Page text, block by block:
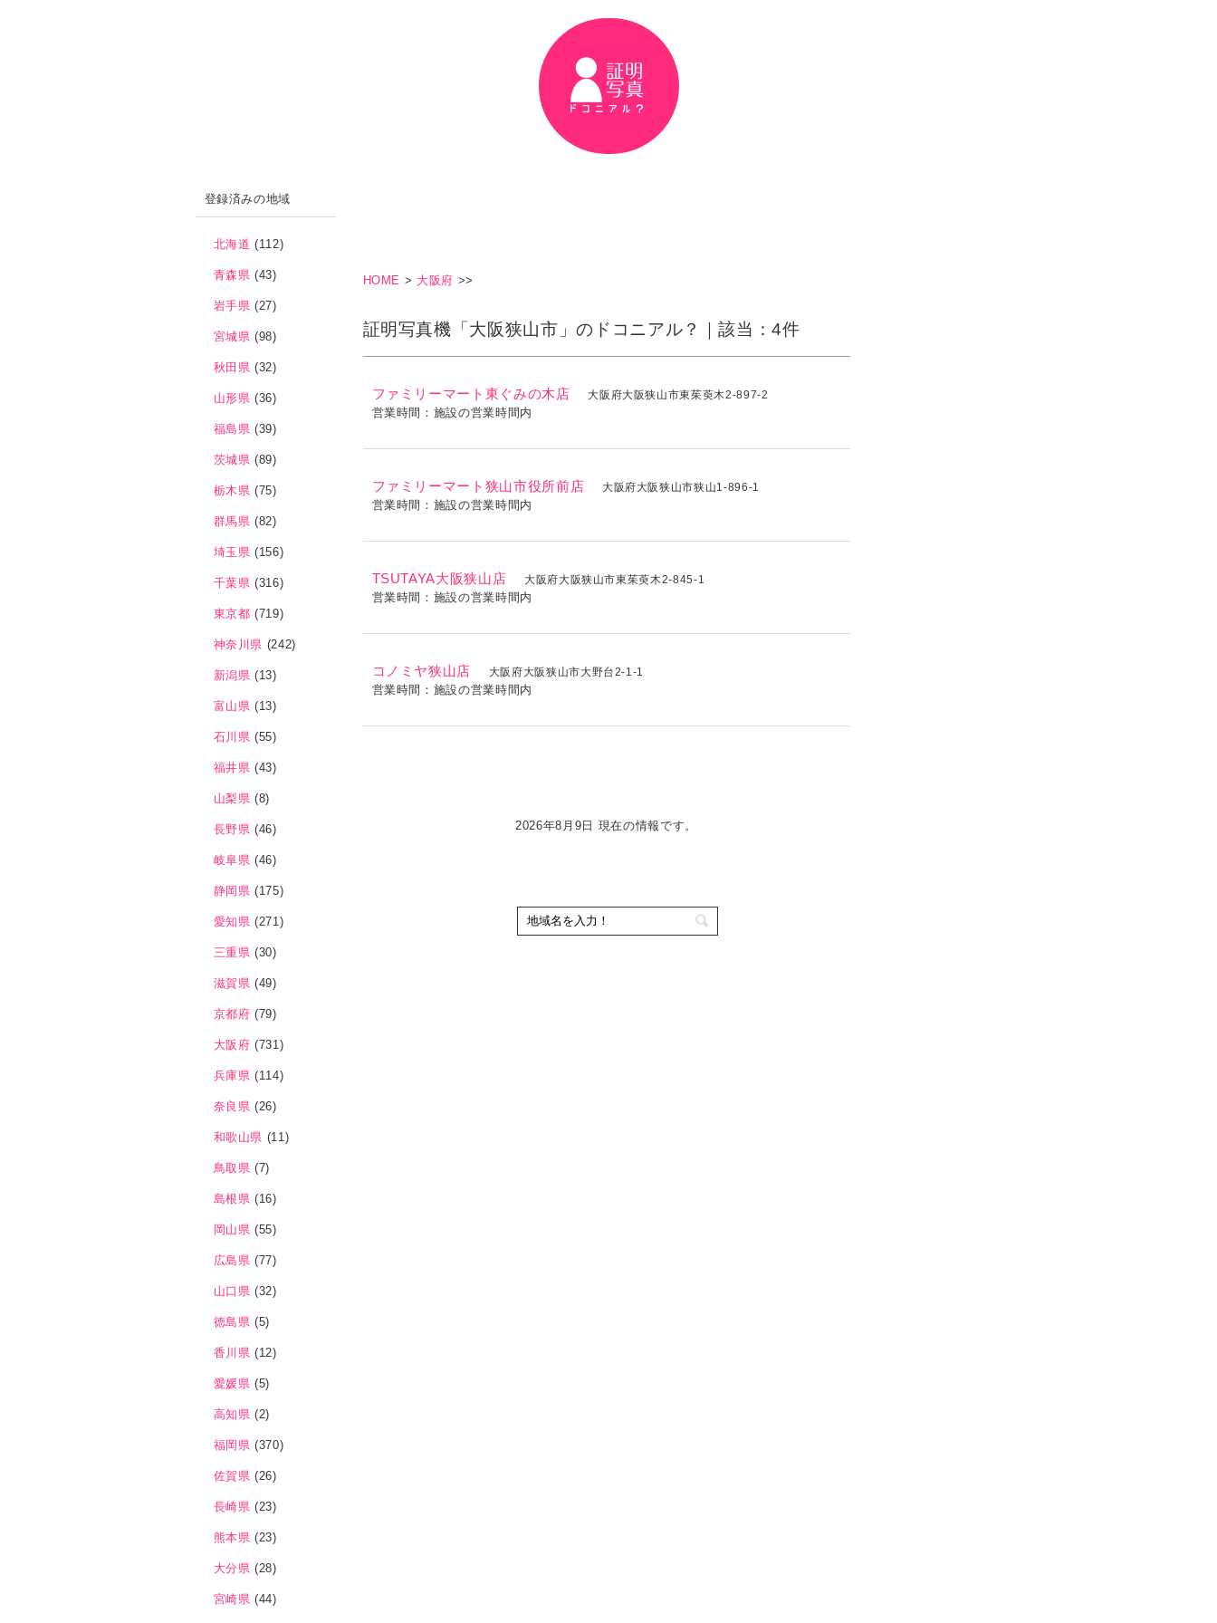
HOME > 大阪府 >>
証明写真機「大阪狭山市」のドコニアル？｜該当：4件
ファミリーマート東ぐみの木店 大阪府大阪狭山市東茱萸木2-897-2
営業時間：施設の営業時間内
ファミリーマート狭山市役所前店 大阪府大阪狭山市狭山1-896-1
営業時間：施設の営業時間内
TSUTAYA大阪狭山店 大阪府大阪狭山市東茱萸木2-845-1
営業時間：施設の営業時間内
コノミヤ狭山店 大阪府大阪狭山市大野台2-1-1
営業時間：施設の営業時間内
2026年8月9日 現在の情報です。
登録済みの地域
北海道 (112)
青森県 (43)
岩手県 (27)
宮城県 (98)
秋田県 (32)
山形県 (36)
福島県 (39)
茨城県 (89)
栃木県 (75)
群馬県 (82)
埼玉県 (156)
千葉県 (316)
東京都 (719)
神奈川県 (242)
新潟県 (13)
富山県 (13)
石川県 (55)
福井県 (43)
山梨県 (8)
長野県 (46)
岐阜県 (46)
静岡県 (175)
愛知県 (271)
三重県 (30)
滋賀県 (49)
京都府 (79)
大阪府 (731)
兵庫県 (114)
奈良県 (26)
和歌山県 (11)
鳥取県 (7)
島根県 (16)
岡山県 (55)
広島県 (77)
山口県 (32)
徳島県 (5)
香川県 (12)
愛媛県 (5)
高知県 (2)
福岡県 (370)
佐賀県 (26)
長崎県 (23)
熊本県 (23)
大分県 (28)
宮崎県 (44)